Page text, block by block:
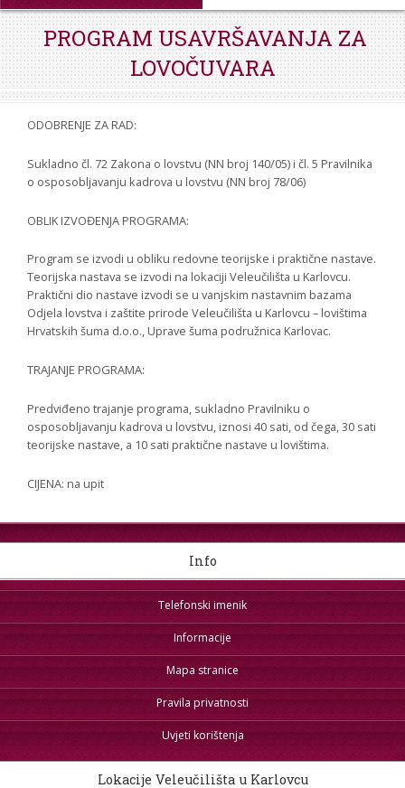
PROGRAM USAVRŠAVANJA ZA
LOVOČUVARA
ODOBRENJE ZA RAD:
Sukladno čl. 72 Zakona o lovstvu (NN broj 140/05) i čl. 5 Pravilnika
o osposobljavanju kadrova u lovstvu (NN broj 78/06)
OBLIK IZVOĐENJA PROGRAMA:
Program se izvodi u obliku redovne teorijske i praktične nastave.
Teorijska nastava se izvodi na lokaciji Veleučilišta u Karlovcu.
Praktični dio nastave izvodi se u vanjskim nastavnim bazama
Odjela lovstva i zaštite prirode Veleučilišta u Karlovcu – lovištima
Hrvatskih šuma d.o.o., Uprave šuma podružnica Karlovac.
TRAJANJE PROGRAMA:
Predviđeno trajanje programa, sukladno Pravilniku o
osposobljavanju kadrova u lovstvu, iznosi 40 sati, od čega, 30 sati
teorijske nastave, a 10 sati praktične nastave u lovištima.
CIJENA: na upit
Info
Telefonski imenik
Informacije
Mapa stranice
Pravila privatnosti
Uvjeti korištenja
Lokacije Veleučilišta u Karlovcu